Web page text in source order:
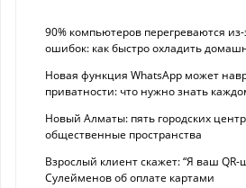
90% компьютеров перегреваются
ошибок: как быстро охладить
Новая функция WhatsApp может
приватности: что нужно знать
Новый Алматы: пять городских
общественные пространства
Взрослый клиент скажет: “Я ваш
Сулейменов об оплате картами